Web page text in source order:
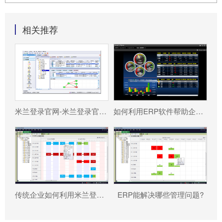
相关推荐
米兰登录官网-米兰登录官网（中国） 分为哪几种类型? 如何利用ERP软件帮助企业更好地规避风险?
传统企业如何利用米兰登录官网-米兰登录官网（中国） 重塑竞争力? ERP能解决哪些管理问题?